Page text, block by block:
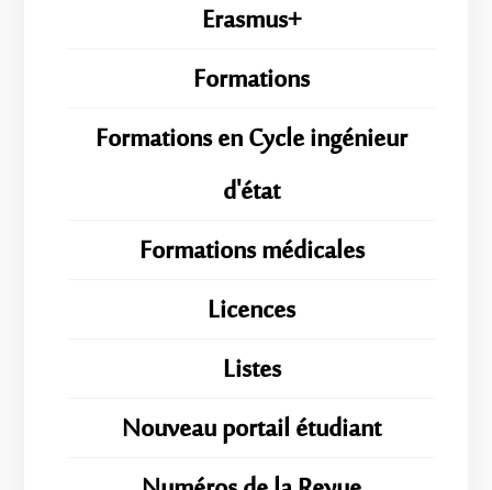
Erasmus+
Formations
Formations en Cycle ingénieur
d'état
Formations médicales
Licences
Listes
Nouveau portail étudiant